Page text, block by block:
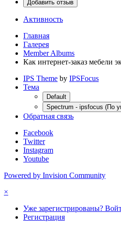
Добавить отзыв
Активность
Главная
Галерея
Member Albums
Как интернет-заказ мебели
IPS Theme by IPSFocus
Тема
Default
Spectrum - ipsfocus (По
Обратная связь
Facebook
Twitter
Instagram
Youtube
Powered by Invision Community
×
Уже зарегистрированы?
Регистрация